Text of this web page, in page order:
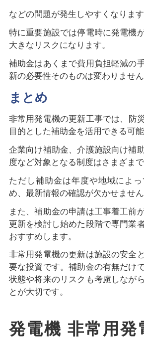
などの問題が発生しやすくなります
特に重要施設では停電時に発電機
大きなリスクになります。
補助金はあくまで費用負担軽減の
新の必要性そのものは変わりません
まとめ
非常用発電機の更新工事では、防
目的とした補助金を活用できる可能
企業向け補助金、介護施設向け補
度など対象となる制度はさまざまで
ただし補助金は年度や地域によ
め、最新情報の確認が欠かせません
また、補助金の申請は工事着工前
更新を検討し始めた段階で専門業
おすすめします。
非常用発電機の更新は施設の安全
要な投資です。補助金の有無だけ
状態や将来のリスクも考慮しなが
とが大切です。
発電機 非常用発